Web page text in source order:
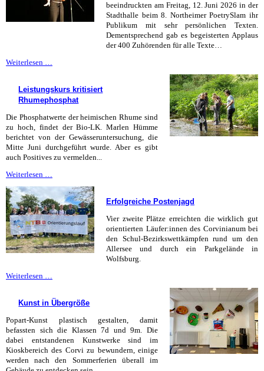
beeindruckten am Freitag, 12. Juni 2026 in der
Stadthalle beim 8. Northeimer PoetrySlam ihr
Publikum mit sehr persönlichen Texten.
Dementsprechend gab es begeisterten Applaus
der 400 Zuhörenden für alle Texte…
Weiterlesen …
–
ich
dich!
Leistungskurs kritisiert
Rhumephosphat
Die Phosphatwerte der heimischen Rhume sind
zu hoch, findet der Bio-LK. Marlen Hümme
berichtet von der Gewässeruntersuchung, die
Mitte Juni durchgeführt wurde. Aber es gibt
auch Positives zu vermelden...
Weiterlesen …
Rhumephosphat
Erfolgreiche Postenjagd
Vier zweite Plätze erreichten die wirklich gut
orientierten Läufer:innen des Corvinianum bei
den Schul-Bezirkswettkämpfen rund um den
Allersee und durch ein Parkgelände in
Wolfsburg.
Weiterlesen …
Kunst in Übergröße
Popart-Kunst plastisch gestalten, damit
befassten sich die Klassen 7d und 9m. Die
dabei entstandenen Kunstwerke sind im
Kioskbereich des Corvi zu bewundern, einige
werden nach den Sommerferien überall im